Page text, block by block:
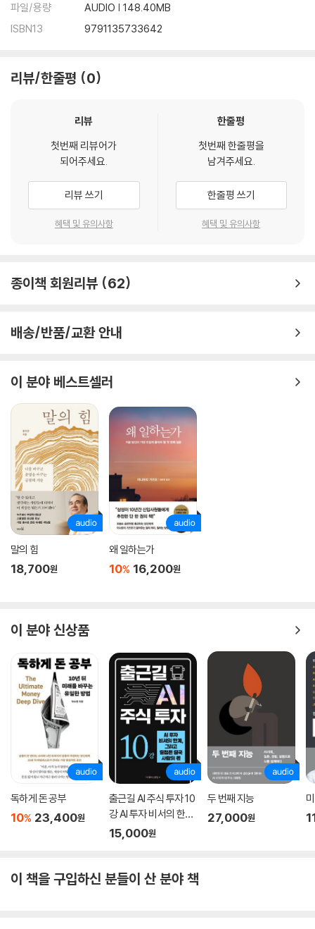
파일/용량
AUDIO | 148.40MB
ISBN13
9791135733642
리뷰/한줄평 0
리뷰
첫번째 리뷰어가
되어주세요.
리뷰 쓰기
혜택 및 유의사항
한줄평
첫번째 한줄평을
남겨주세요.
한줄평 쓰기
혜택 및 유의사항
종이책 회원리뷰 62
배송/반품/교환 안내
이 분야 베스트셀러
말의 힘
18,700원
왜 일하는가
10% 16,200원
이 분야 신상품
독하게 돈 공부
10% 23,400원
출근길 AI 주식 투자 10
강 AI 투자 비서의 한계,
그리고 결정은 결국 사
15,000원
두 번째 지능
27,000원
이 책을 구입하신 분들이 산 분야 책